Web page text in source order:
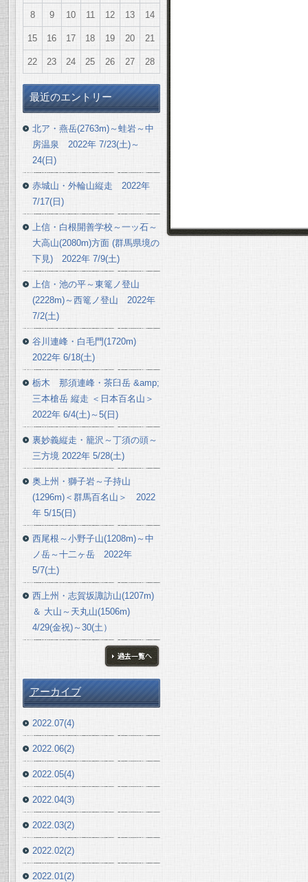
8 9 10 11 12 13 14
15 16 17 18 19 20 21
22 23 24 25 26 27 28
最近のエントリー
北ア・燕岳(2763m)～蛙岩～中
房温泉 2022年 7/23(土)～
24(日)
赤城山・外輪山縦走 2022年
7/17(日)
上信・白根開善学校～一ッ石～
大高山(2080m)方面 (群馬県境の
下見) 2022年 7/9(土)
上信・池の平～東篭ノ登山
(2228m)～西篭ノ登山 2022年
7/2(土)
谷川連峰・白毛門(1720m)
2022年 6/18(土)
栃木 那須連峰・茶臼岳 &amp;
三本槍岳 縦走 ＜日本百名山＞
2022年 6/4(土)～5(日)
裏妙義縦走・籠沢～丁須の頭～
三方境 2022年 5/28(土)
奥上州・獅子岩～子持山
(1296m)＜群馬百名山＞ 2022
年 5/15(日)
西尾根～小野子山(1208m)～中
ノ岳～十二ヶ岳 2022年
5/7(土)
西上州・志賀坂諏訪山(1207m)
＆ 大山～天丸山(1506m)
4/29(金祝)～30(土）
アーカイブ
2022.07(4)
2022.06(2)
2022.05(4)
2022.04(3)
2022.03(2)
2022.02(2)
2022.01(2)